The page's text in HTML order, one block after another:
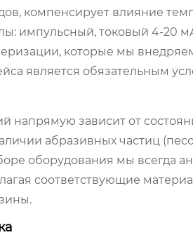
компенсирует влияние
импульсный, токовый 4-20
которые мы
является обязательным
напрямую зависит от
абразивных частиц
оборудования мы всегда
соответствующие